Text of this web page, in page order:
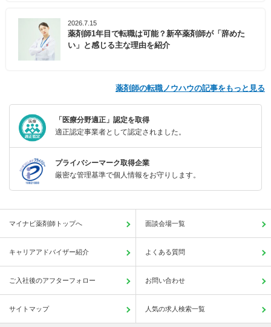
2026.7.15
薬剤師1年目で転職は可能？新卒薬剤師が「辞めた
い」と感じる主な理由を紹介
薬剤師の転職ノウハウの記事をもっと見る
「医療分野適正」認定を取得
適正認定事業者として認定されました。
プライバシーマーク取得企業
厳密な管理基準で個人情報をお守りします。
マイナビ薬剤師トップへ 面談会場一覧
キャリアアドバイザー紹介 よくある質問
ご入社後のアフターフォロー お問い合わせ
サイトマップ 人気の求人検索一覧